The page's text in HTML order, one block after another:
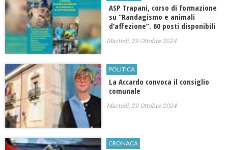
ASP Trapani, corso di formazione
su “Randagismo e animali
d’affezione”. 60 posti disponibili
Martedì, 29 Ottobre 2024
POLITICA
La Accardo convoca il consiglio
comunale
Martedì, 29 Ottobre 2024
CRONACA